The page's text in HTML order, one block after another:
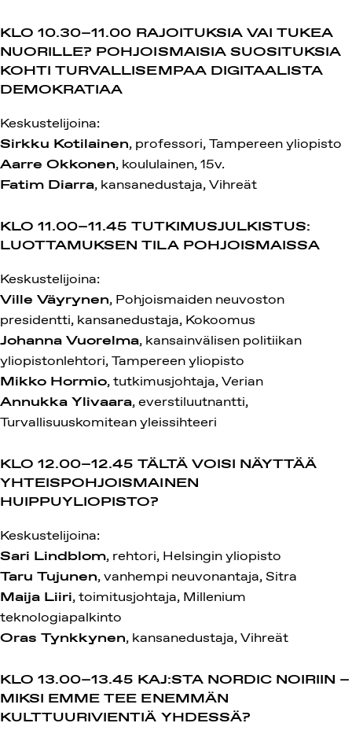
KLO 10.30–11.00 RAJOITUKSIA VAI TUKEA
NUORILLE? POHJOISMAISIA SUOSITUKSIA
KOHTI TURVALLISEMPAA DIGITAALISTA
DEMOKRATIAA
Keskustelijoina:
Sirkku Kotilainen, professori, Tampereen yliopisto
Aarre Okkonen, koululainen, 15v.
Fatim Diarra, kansanedustaja, Vihreät
KLO 11.00–11.45 TUTKIMUSJULKISTUS:
LUOTTAMUKSEN TILA POHJOISMAISSA
Keskustelijoina:
Ville Väyrynen, Pohjoismaiden neuvoston
presidentti, kansanedustaja, Kokoomus
Johanna Vuorelma, kansainvälisen politiikan
yliopistonlehtori, Tampereen yliopisto
Mikko Hormio, tutkimusjohtaja, Verian
Annukka Ylivaara, everstiluutnantti,
Turvallisuuskomitean yleissihteeri
KLO 12.00–12.45 TÄLTÄ VOISI NÄYTTÄÄ
YHTEISPOHJOISMAINEN
HUIPPUYLIOPISTO?
Keskustelijoina:
Sari Lindblom, rehtori, Helsingin yliopisto
Taru Tujunen, vanhempi neuvonantaja, Sitra
Maija Liiri, toimitusjohtaja, Millenium
teknologiapalkinto
Oras Tynkkynen, kansanedustaja, Vihreät
KLO 13.00–13.45 KAJ:STA NORDIC NOIRIIN –
MIKSI EMME TEE ENEMMÄN
KULTTUURIVIENTIÄ YHDESSÄ?